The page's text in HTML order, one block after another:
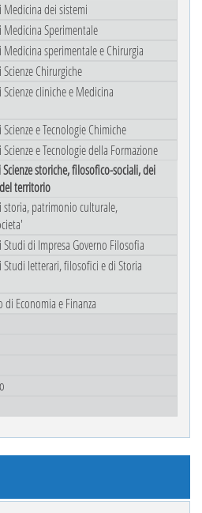
dei sistemi
Sperimentale
sperimentale e Chirurgia
Chirurgiche
cliniche e Medicina
e Tecnologie Chimiche
e Tecnologie della Formazione
storiche, filosofico-sociali, dei
territorio
patrimonio culturale,
di Impresa Governo Filosofia
letterari, filosofici e di Storia
Economia e Finanza